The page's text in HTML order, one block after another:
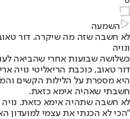
השמעה
לא חשבה שזה מה שיקרה. דור טאוב
ונויה
כשלושה שבועות אחרי שהביאה
דור טאוב, כוכבת הריאליטי נויה
היא מספרת על הלילות הקשים
חשבתי שאהיה אימא כזאת.
לא חשבה שתהיה אימא כזאת. נויה
"הכי לא הכנתי את עצמי למועדון